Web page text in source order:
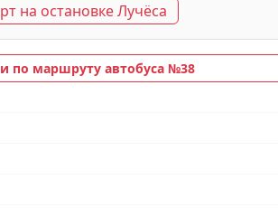
на остановке Лучёса
по маршруту автобуса №38